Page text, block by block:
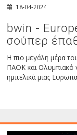
18-04-2024
bwin -
σούπερ
Η πιο μεγάλη μέρα
ΠΑΟΚ και Ολυμπιακό
ημιτελικά μιας